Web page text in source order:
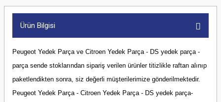
Ürün Bilgisi
Peugeot Yedek Parça ve Citroen Yedek Parça - DS yedek parça -
parça sende stoklarından sipariş verilen ürünler titizlikle raftan alınıp
paketlendikten sonra, siz değerli müşterilerimize gönderilmektedir.
Peugeot Yedek Parça - Citroen Yedek Parça - DS yedek parça-